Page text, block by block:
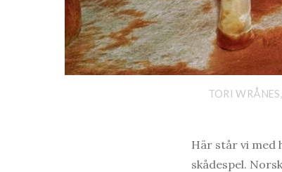
TORI
Här står vi med
skådespel.